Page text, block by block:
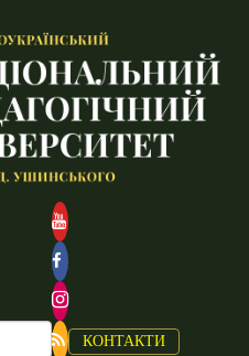
КОНТАКТИ